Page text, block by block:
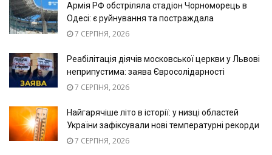
Армія РФ обстріляла стадіон Чорноморець в
Одесі: є руйнування та постраждала
7 СЕРПНЯ, 2026
Реабілітація діячів московської церкви у Львові
неприпустима: заява Євросолідарності
7 СЕРПНЯ, 2026
Найгарячіше літо в історії: у низці областей
України зафіксували нові температурні рекорди
7 СЕРПНЯ, 2026